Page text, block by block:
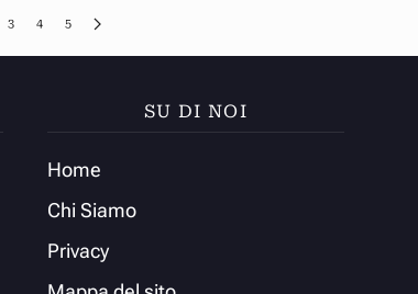
3 4 5
SU DI NOI
Home
Chi Siamo
Privacy